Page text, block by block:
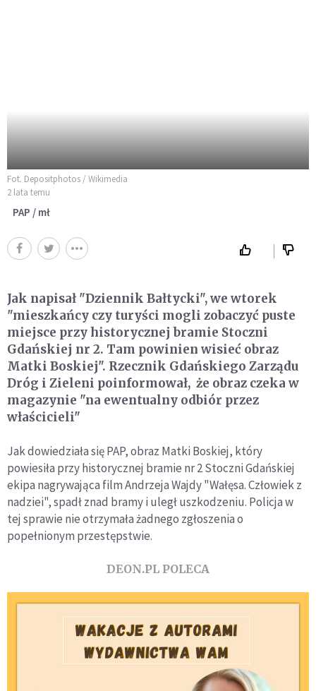
Fot. Depositphotos / Wikimedia
2 lata temu
PAP / mł
Jak napisał "Dziennik Bałtycki", we wtorek
"mieszkańcy czy turyści mogli zobaczyć puste
miejsce przy historycznej bramie Stoczni
Gdańskiej nr 2. Tam powinien wisieć obraz
Matki Boskiej". Rzecznik Gdańskiego Zarządu
Dróg i Zieleni poinformował, że obraz czeka w
magazynie "na ewentualny odbiór przez
właścicieli"
Jak dowiedziała się PAP, obraz Matki Boskiej, który
powiesiła przy historycznej bramie nr 2 Stoczni Gdańskiej
ekipa nagrywająca film Andrzeja Wajdy "Wałęsa. Człowiek z
nadziei", spadł znad bramy i uległ uszkodzeniu. Policja w
tej sprawie nie otrzymała żadnego zgłoszenia o
popełnionym przestępstwie.
DEON.PL POLECA